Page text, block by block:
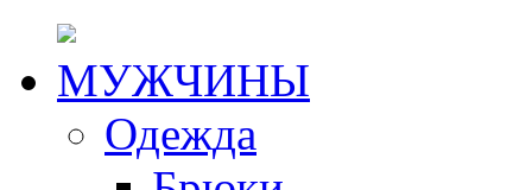
МУЖЧИНЫ
Одежда